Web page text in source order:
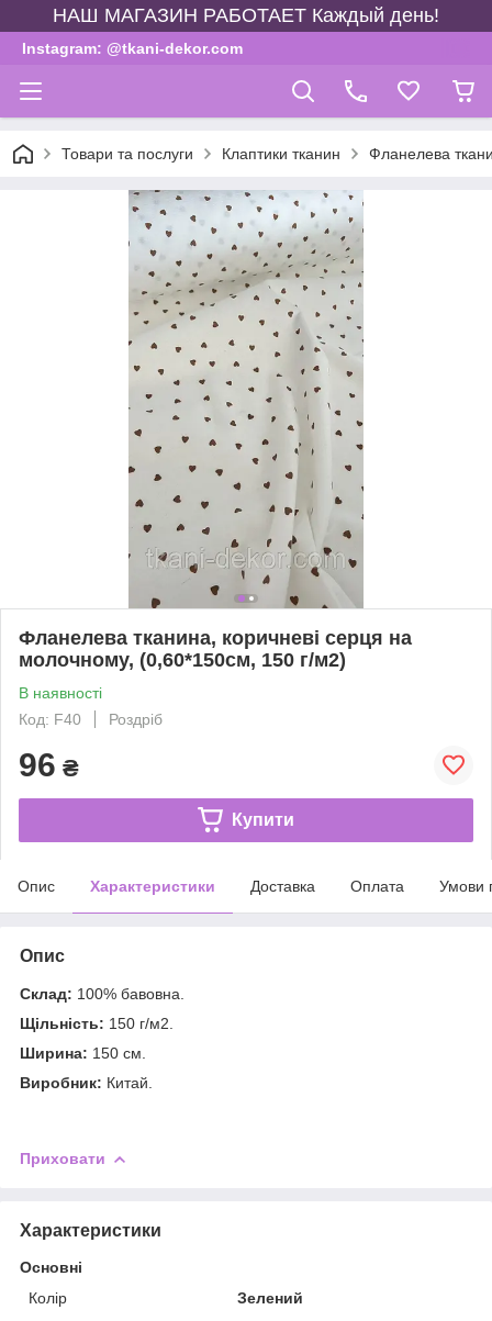
НАШ МАГАЗИН РАБОТАЕТ Каждый день!
Instagram: @tkani-dekor.com
Товари та послуги Клаптики тканин Фланелева
Фланелева тканина, коричневі серця на
молочному, (0,60*150см, 150 г/м2)
В наявності
Код: F40
Роздріб
96 ₴
Купити
Опис Характеристики Доставка Оплата Умови
Опис
Склад: 100% бавовна.
Щільність: 150 г/м2.
Ширина: 150 см.
Виробник: Китай.
Приховати
Характеристики
Основні
Колір
Зелений